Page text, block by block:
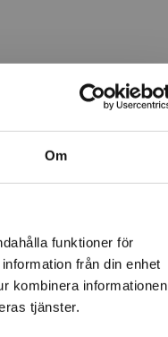
Om
funktioner för
från din enhet
kombinera informationen
tjänster.